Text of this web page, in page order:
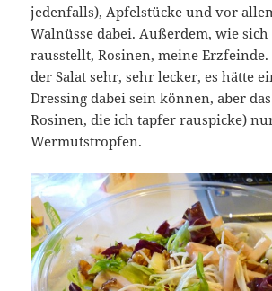
jedenfalls), Apfelstücke und vor
Walnüsse dabei. Außerdem, wie
rausstellt, Rosinen, meine
der Salat sehr, sehr lecker, es hätte
Dressing dabei sein können, aber
Rosinen, die ich tapfer rauspicke)
Wermutstropfen.